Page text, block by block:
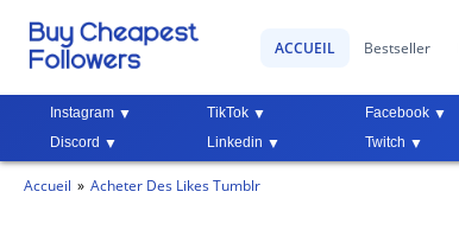
ACCUEIL Bestseller
Instagram TikTok Facebook
Discord
Linkedin Twitch
Accueil Acheter Des Likes Tumblr